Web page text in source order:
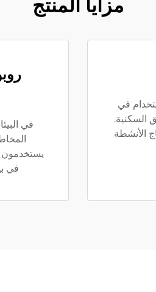
مزايا المنتج
في
السكنية.
الأنشطة
في
يستخدمون
في